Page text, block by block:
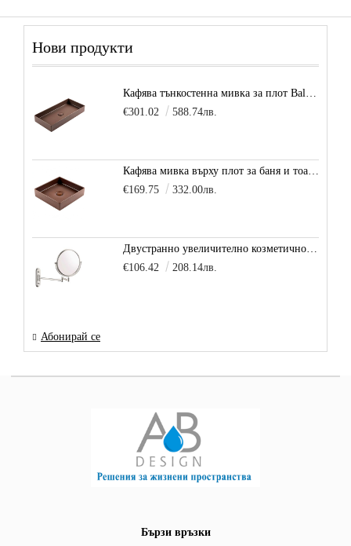
Нови продукти
Кафява тънкостенна мивка за плот Balance, цвят - карамел
€301.02
588.74лв.
Кафява мивка върху плот за баня и тоалетна Decente, цвят - карамел
€169.75
332.00лв.
Двустранно увеличително козметично огледало за баня Vitra Arkitekt
€106.42
208.14лв.
Абонирай се
Бързи връзки